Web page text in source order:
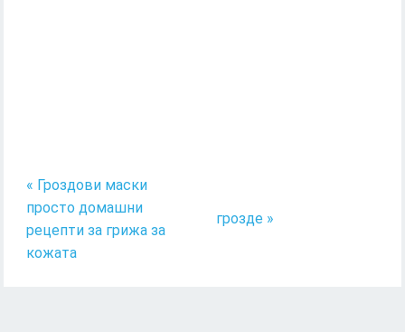
« Гроздови маски
просто домашни
рецепти за грижа за
кожата
грозде »